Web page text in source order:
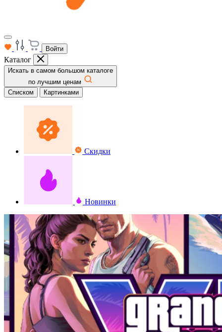
Войти
Каталог
Искать в самом большом каталоге
по лучшим ценам
Списком
Картинками
Скидки
Новинки